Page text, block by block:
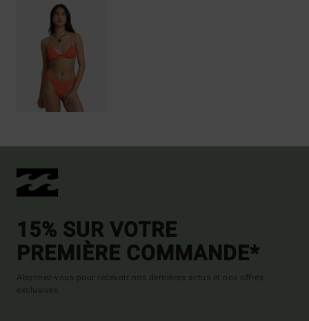
15% SUR VOTRE
PREMIÈRE COMMANDE*
Abonnez-vous pour recevoir nos dernières actus et nos offres
exclusives.